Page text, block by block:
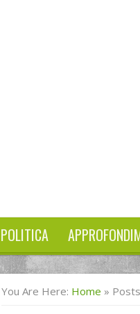
POLITICA
You Are Here: Home »